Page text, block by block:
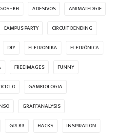
- BH ADESIVOS ANIMATEDGIF
CAMPUS PARTY CIRCUIT BENDING
DIY ELETRONIKA ELETRÔNICA
FREEIMAGES FUNNY
GAMBIOLOGIA
GRAFFANALYSIS
GRLBR HACKS INSPIRATION